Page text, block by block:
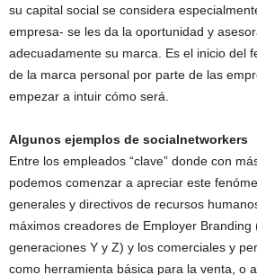
su capital social se considera
empresa- se les da la oportunidad y
adecuadamente su marca. Es el inicio del
de la marca personal por parte de las
empezar a intuir cómo será.
Algunos ejemplos de socialnetworkers
Entre los empleados “clave” donde con
podemos comenzar a apreciar este
generales y directivos de recursos
máximos creadores de Employer Branding
generaciones Y y Z) y los comerciales y
como herramienta básica para la venta, o